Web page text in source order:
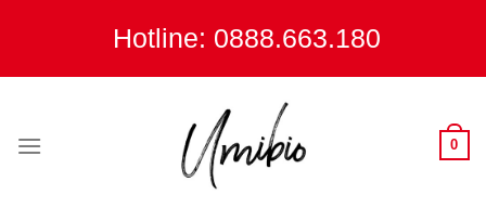
Hotline: 0888.663.180
0